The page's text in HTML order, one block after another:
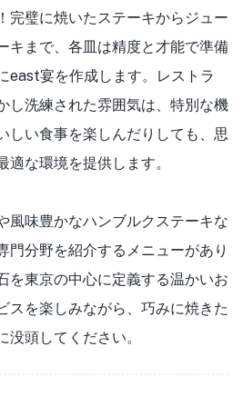
完璧に焼いたステーキからジュー
キまで、各皿は精度と才能で準備
east宴を作成します。レストラ
し洗練された雰囲気は、特別な機
しい食事を楽しんだりしても、思
な環境を提供します。
風味豊かなハンブルクステーキな
門分野を紹介するメニューがあり
を東京の中心に定義する温かいお
スを楽しみながら、巧みに焼きた
頭してください。